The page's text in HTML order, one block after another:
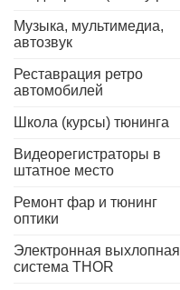
Музыка, мультимедиа,
автозвук
Реставрация ретро
автомобилей
Школа (курсы) тюнинга
Видеорегистраторы в
штатное место
Ремонт фар и тюнинг
оптики
Электронная выхлопная
система THOR